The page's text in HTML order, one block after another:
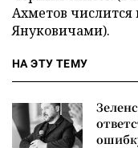
Ахметов
Януковичами).
НА ЭТУ ТЕМУ